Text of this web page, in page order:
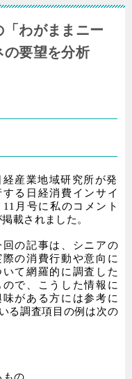
わがままニー
の要望を分析
経産業地域研究所が発
する日経消費インサイ
11 月号に私のコメント
掲載されました。
回の記事は、シニアの
際の消費行動や意向に
いて網羅的に調査した
ので、こうした情報に
味がある方には参考に
る調査項目の例は次の